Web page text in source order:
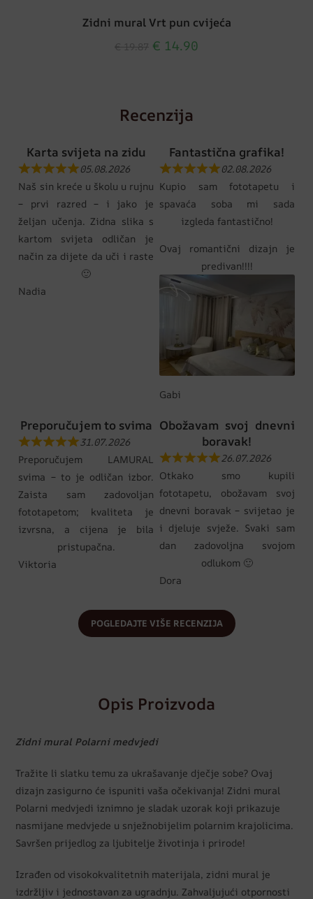
Zidni mural Vrt pun cvijeća
€ 14.90
Recenzija
Karta svijeta na zidu
05.08.2026
Naš sin kreće u školu u rujnu
– prvi razred – i jako je
željan učenja. Zidna slika s
kartom svijeta odličan je
način za dijete da uči i raste
🙂
Nadia
Fantastična grafika!
02.08.2026
Kupio sam fototapetu i
spavaća soba mi sada
izgleda fantastično!
Ovaj romantični dizajn je
predivan!!!!
Gabi
Preporučujem to svima
31.07.2026
Preporučujem LAMURAL
svima – to je odličan izbor.
Zaista sam zadovoljan
fototapetom; kvaliteta je
izvrsna, a cijena je bila
pristupačna.
Viktoria
Obožavam svoj dnevni
boravak!
26.07.2026
Otkako smo kupili
fototapetu, obožavam svoj
dnevni boravak – svijetao je
i djeluje svježe. Svaki sam
dan zadovoljna svojom
odlukom 🙂
Dora
POGLEDAJTE VIŠE RECENZIJA
Opis Proizvoda
Zidni mural Polarni medvjedi
Tražite li slatku temu za ukrašavanje dječje sobe? Ovaj
dizajn zasigurno će ispuniti vaša očekivanja! Zidni mural
Polarni medvjedi iznimno je sladak uzorak koji prikazuje
nasmijane medvjede u snježnobijelim polarnim krajolicima.
Savršen prijedlog za ljubitelje životinja i prirode!
Izrađen od visokokvalitetnih materijala, zidni mural je
izdržljiv i jednostavan za ugradnju. Zahvaljujući otpornosti